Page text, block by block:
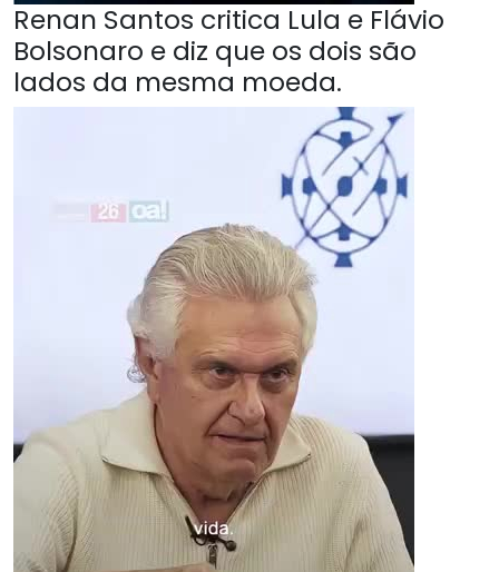
Renan Santos critica Lula e Flávio
Bolsonaro e diz que os dois são
lados da mesma moeda.